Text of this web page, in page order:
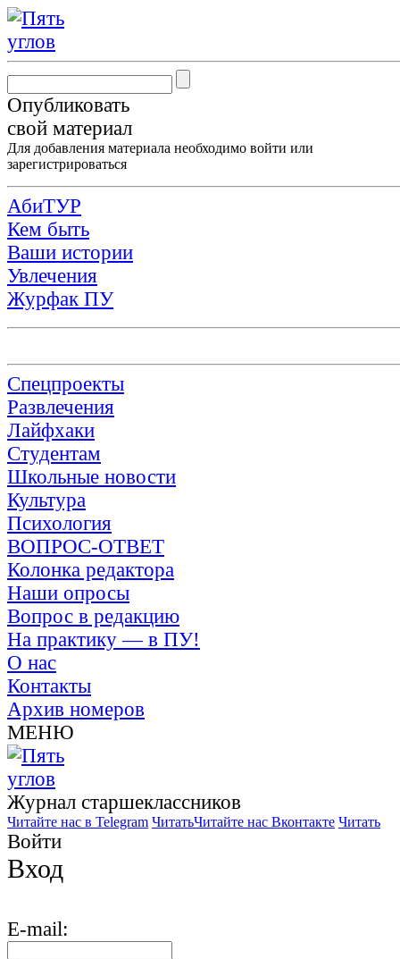
Опубликовать
свой материал
Для добавления материала необходимо войти или
зарегистрироваться
АбиТУР
Кем быть
Ваши истории
Увлечения
Журфак ПУ
Спецпроекты
Развлечения
Лайфхаки
Студентам
Школьные новости
Культура
Психология
ВОПРОС-ОТВЕТ
Колонка редактора
Наши опросы
Вопрос в редакцию
На практику — в ПУ!
О нас
Контакты
Архив номеров
МЕНЮ
Журнал старшекласcников
Читайте нас в Telegram ЧитатьЧитайте нас Вконтакте Читать
Войти
Вход
E-mail: